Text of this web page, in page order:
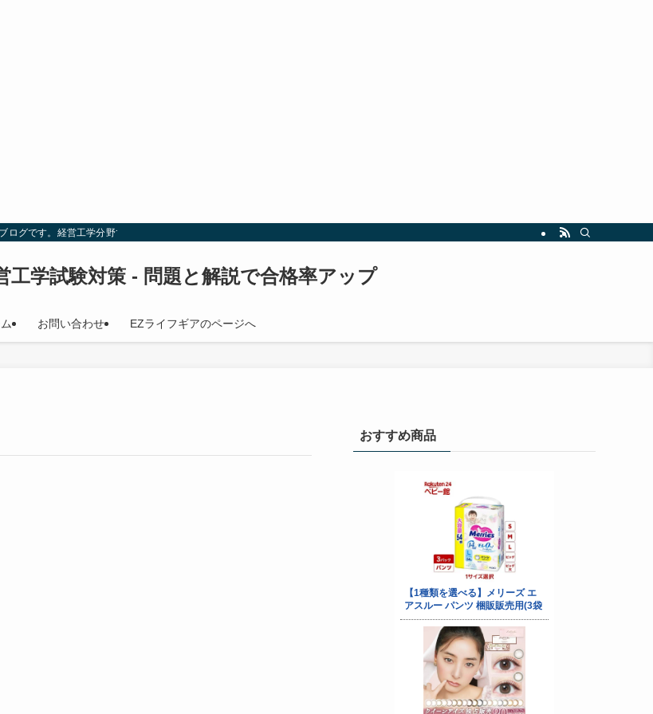
グです。経営工学分野での試験対策を効率的に行い、合格を目指しましょう。最新の試験情報や勉強法も随時更新中！
工学試験対策 - 問題と解説で合格率アップ
お問い合わせ EZライフギアのページへ
おすすめ商品